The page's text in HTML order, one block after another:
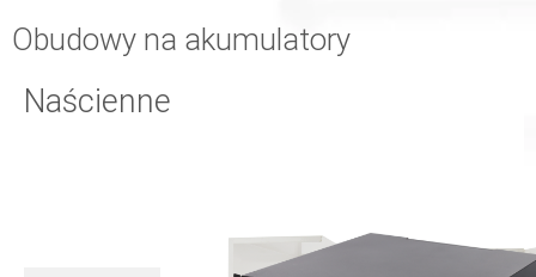
Obudowy na akumulatory
Naścienne